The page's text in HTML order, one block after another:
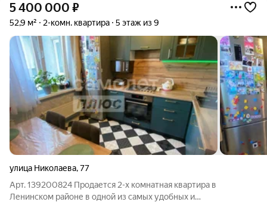
5 400 000 ₽
52,9 м² 2-комн. квартира 5 этаж из 9
улица Николаева,77
Арт. 139200824 Продается 2-х комнатная квартира в
Ленинском районе в одной из самых удобных и